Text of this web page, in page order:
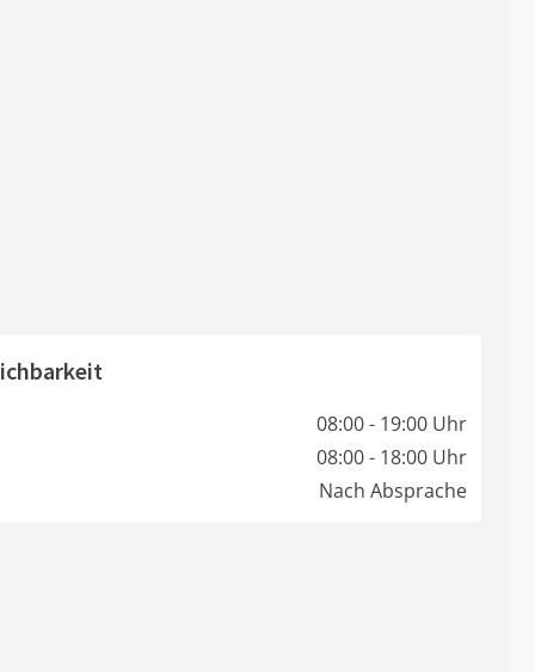
08:00 - 19:00 Uhr
08:00 - 18:00 Uhr
Nach Absprache